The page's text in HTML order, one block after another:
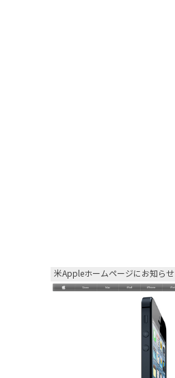
米Appleホームページにお知らせ